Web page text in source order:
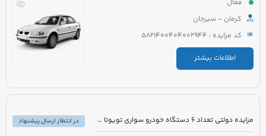
فعال
کرمان - سیرجان
کد مزایده : 5821400404002944
اطلاعات بیشتر
مزایده دولتی تعداد 6 دستگاه خودرو سواری تویوتا کرولا PIONEER هیبرید 1800cc مدل 2023
در انتظار ارسال پیشنهاد